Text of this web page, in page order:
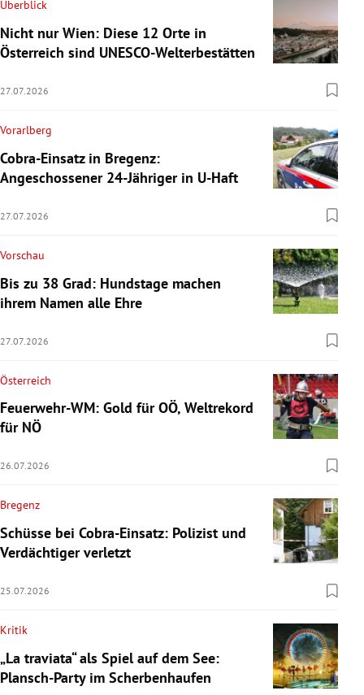
Überblick
Nicht nur Wien: Diese 12 Orte in
Österreich sind UNESCO-Welterbestätten
27.07.2026
Vorarlberg
Cobra-Einsatz in Bregenz:
Angeschossener 24-Jähriger in U-Haft
27.07.2026
Vorschau
Bis zu 38 Grad: Hundstage machen
ihrem Namen alle Ehre
27.07.2026
Österreich
Feuerwehr-WM: Gold für OÖ, Weltrekord
für NÖ
26.07.2026
Bregenz
Schüsse bei Cobra-Einsatz: Polizist und
Verdächtiger verletzt
25.07.2026
Kritik
„La traviata“ als Spiel auf dem See:
Plansch-Party im Scherbenhaufen